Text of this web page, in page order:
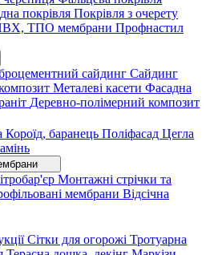
покрівля Покрівля з очерету
ТПО мембрани Профнастил
сайдинг Сайдинг
Металеві касети Фасадна
Деревно-полімерний композит
Короїд, баранець Поліфасад Цегла
Монтажні стрічки та
мембрани Відсічна
Сітки для огорожі Тротуарна